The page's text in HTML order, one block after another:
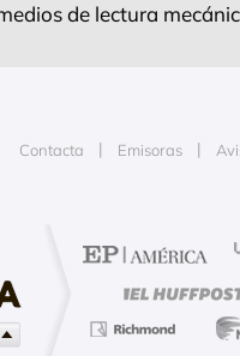
de lectura
Contacta Emisoras